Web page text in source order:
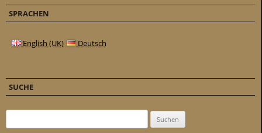
SPRACHEN
English (UK) Deutsch
SUCHE